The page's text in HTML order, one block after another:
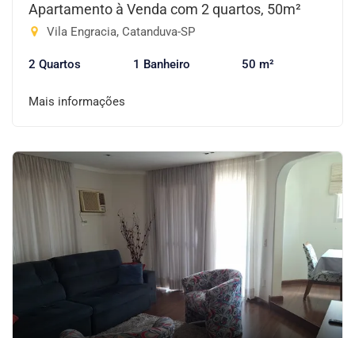
Apartamento à Venda com 2 quartos, 50m²
Vila Engracia, Catanduva-SP
2 Quartos 1 Banheiro 50 m²
Mais informações